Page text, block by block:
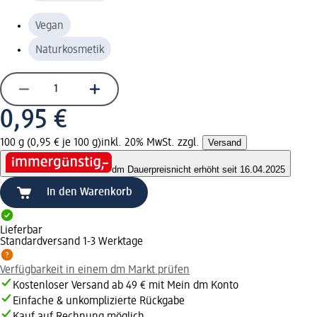
Vegan
Naturkosmetik
0,95 €
100 g (0,95 € je 100 g)inkl. 20% MwSt. zzgl. Versand
dm Dauerpreisnicht erhöht seit 16.04.2025
In den Warenkorb
Lieferbar
Standardversand 1-3 Werktage
Verfügbarkeit in einem dm Markt prüfen
Kostenloser Versand ab 49 € mit Mein dm Konto
Einfache & unkomplizierte Rückgabe